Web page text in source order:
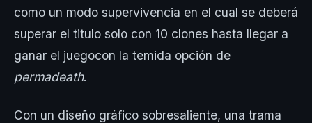
como un modo supervivencia en el cual se deberá
superar el titulo solo con 10 clones hasta llegar a
ganar el juegocon la temida opción de
permadeath.
Con un diseño gráfico sobresaliente, una trama